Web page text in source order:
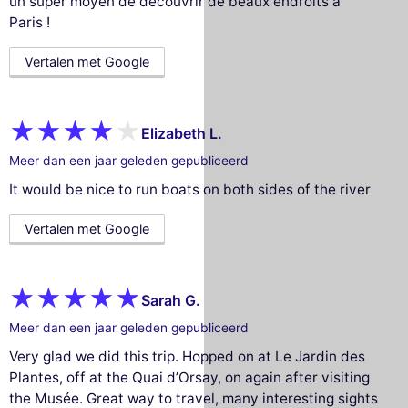
Paris !
Vertalen met Google
Elizabeth L.
Meer dan een jaar geleden gepubliceerd
It would be nice to run boats on both sides of the river
Vertalen met Google
Sarah G.
Meer dan een jaar geleden gepubliceerd
Very glad we did this trip. Hopped on at Le Jardin des
Plantes, off at the Quai d’Orsay, on again after visiting
the Musée. Great way to travel, many interesting sights